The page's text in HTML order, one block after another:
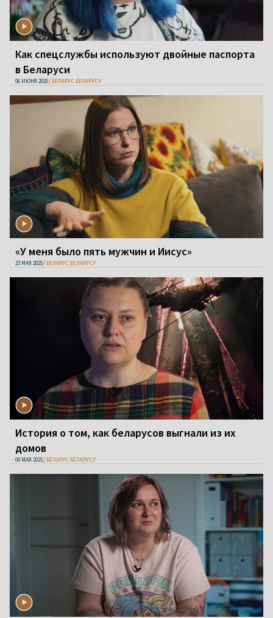
Как спецслужбы используют двойные паспорта
в Беларуси
06 ИЮНЯ 2025 БЕЛАРУС БЕЛАРУСУ
«У меня было пять мужчин и Иисус»
23 МАЯ 2025 БЕЛАРУС БЕЛАРУСУ
История о том, как беларусов выгнали из их
домов
09 МАЯ 2025 БЕЛАРУС БЕЛАРУСУ